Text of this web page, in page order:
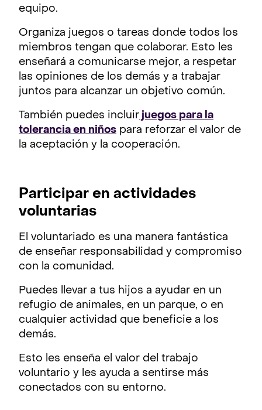
equipo.
Organiza juegos o tareas donde todos los
miembros tengan que colaborar. Esto les
enseñará a comunicarse mejor, a respetar
las opiniones de los demás y a trabajar
juntos para alcanzar un objetivo común.
También puedes incluir juegos para la
tolerancia en niños para reforzar el valor de
la aceptación y la cooperación.
Participar en actividades
voluntarias
El voluntariado es una manera fantástica
de enseñar responsabilidad y compromiso
con la comunidad.
Puedes llevar a tus hijos a ayudar en un
refugio de animales, en un parque, o en
cualquier actividad que beneficie a los
demás.
Esto les enseña el valor del trabajo
voluntario y les ayuda a sentirse más
conectados con su entorno.